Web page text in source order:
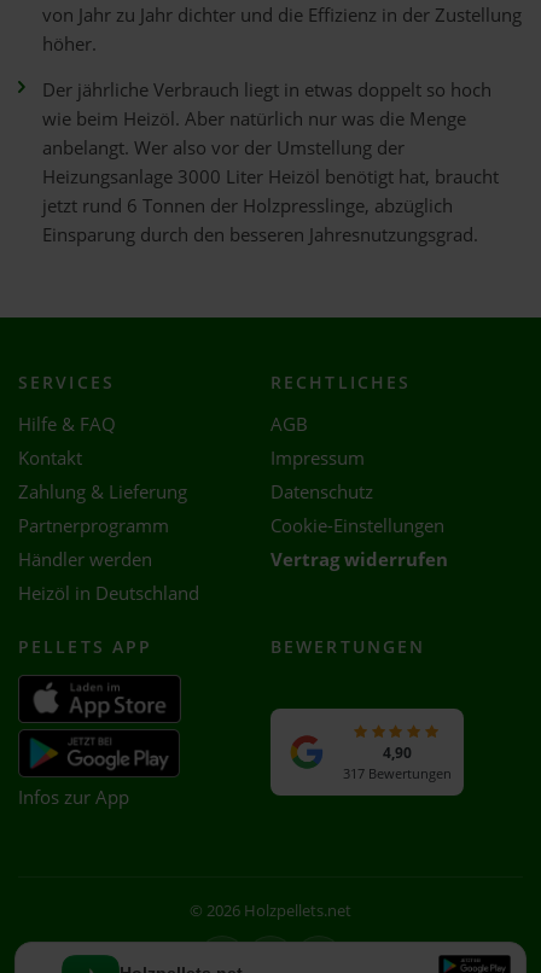
von Jahr zu Jahr dichter und die Effizienz in der Zustellung
höher.
Der jährliche Verbrauch liegt in etwas doppelt so hoch
wie beim Heizöl. Aber natürlich nur was die Menge
anbelangt. Wer also vor der Umstellung der
Heizungsanlage 3000 Liter Heizöl benötigt hat, braucht
jetzt rund 6 Tonnen der Holzpresslinge, abzüglich
Einsparung durch den besseren Jahresnutzungsgrad.
SERVICES
Hilfe & FAQ
Kontakt
Zahlung & Lieferung
Partnerprogramm
Händler werden
Heizöl in Deutschland
RECHTLICHES
AGB
Impressum
Datenschutz
Cookie-Einstellungen
Vertrag widerrufen
PELLETS APP
Infos zur App
BEWERTUNGEN
4,90
317 Bewertungen
© 2026 Holzpellets.net
Facebook